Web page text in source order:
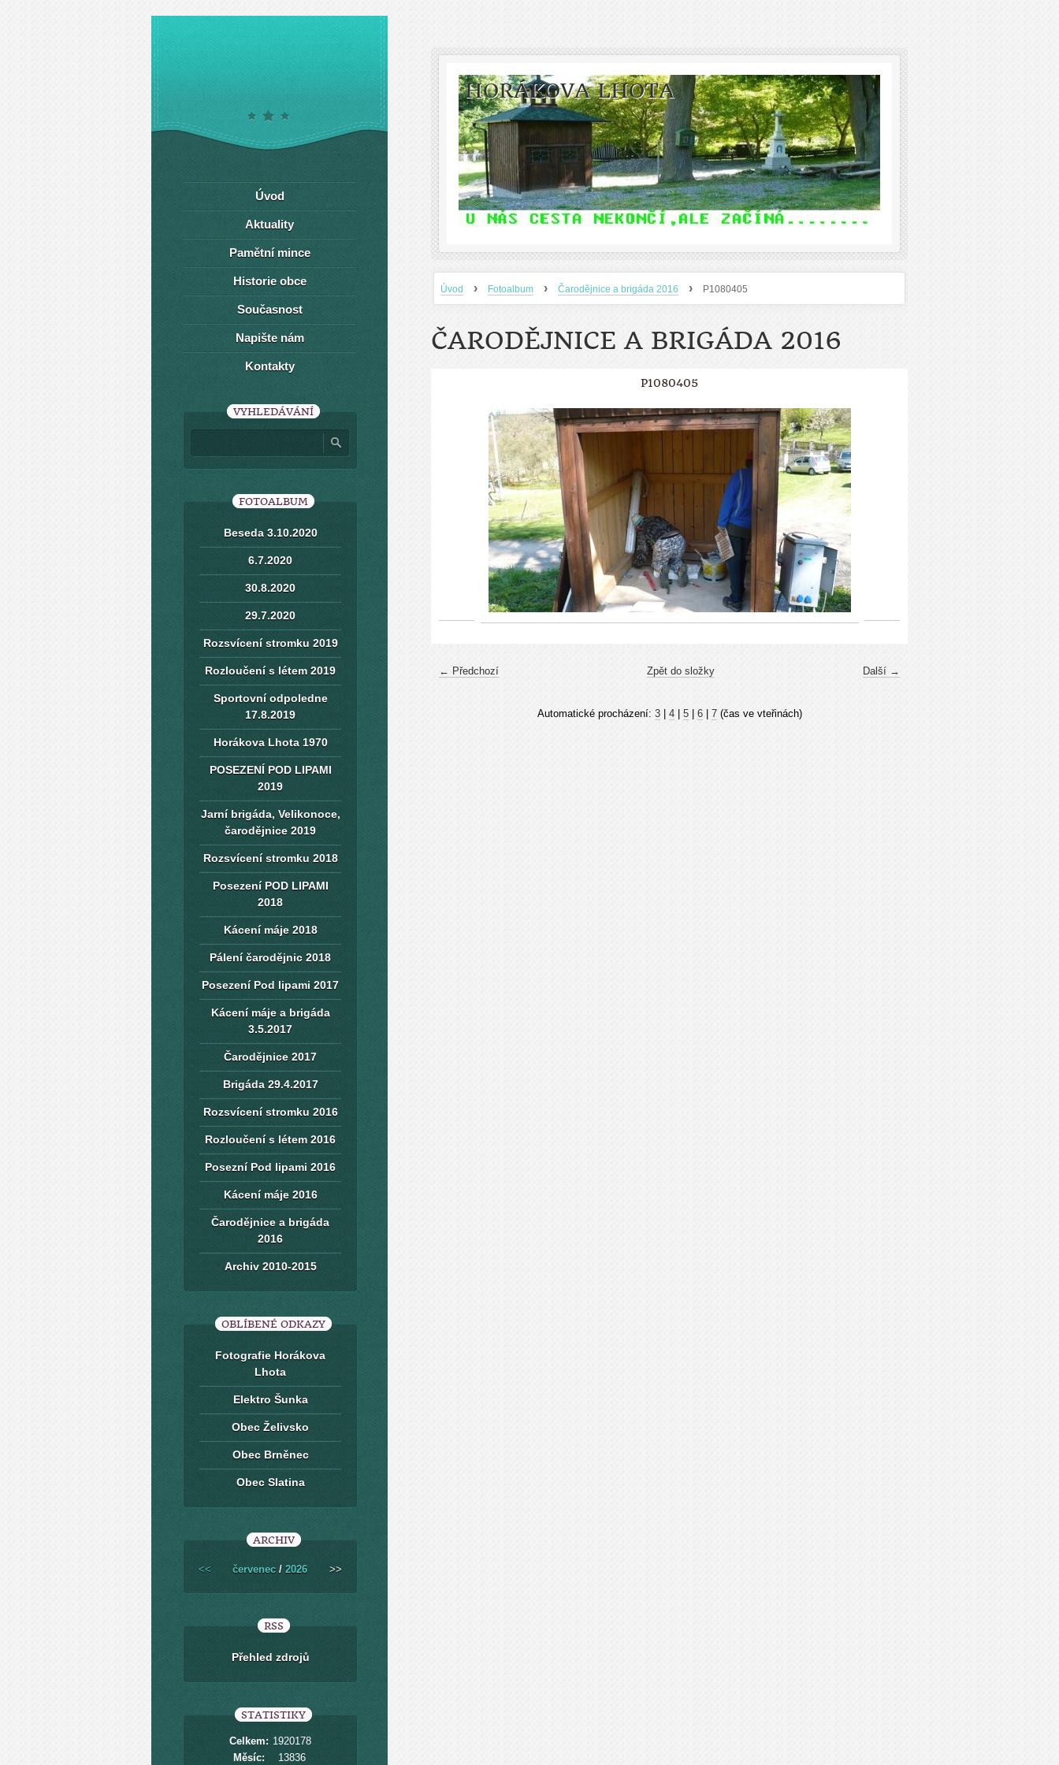
HORÁKOVA LHOTA
Úvod › Fotoalbum › Čarodějnice a brigáda 2016 › P1080405
ČARODĚJNICE A BRIGÁDA 2016
P1080405
← Předchozí Další →
Zpět do složky
Automatické procházení: 3| 4| 5| 6| 7(čas ve vteřinách)
Úvod
Aktuality
Pamětní mince
Historie obce
Současnost
Napište nám
Kontakty
VYHLEDÁVÁNÍ
FOTOALBUM
Beseda 3.10.2020
6.7.2020
30.8.2020
29.7.2020
Rozsvícení stromku 2019
Rozloučení s létem 2019
Sportovní odpoledne
17.8.2019
Horákova Lhota 1970
POSEZENÍ POD LIPAMI
2019
Jarní brigáda, Velikonoce,
čarodějnice 2019
Rozsvícení stromku 2018
Posezení POD LIPAMI
2018
Kácení máje 2018
Pálení čarodějnic 2018
Posezení Pod lipami 2017
Kácení máje a brigáda
3.5.2017
Čarodějnice 2017
Brigáda 29.4.2017
Rozsvícení stromku 2016
Rozloučení s létem 2016
Posezní Pod lipami 2016
Kácení máje 2016
Čarodějnice a brigáda
2016
Archiv 2010-2015
OBLÍBENÉ ODKAZY
Fotografie Horákova
Lhota
Elektro Šunka
Obec Želivsko
Obec Brněnec
Obec Slatina
ARCHIV
<< červenec / 2026 >>
RSS
Přehled zdrojů
STATISTIKY
Celkem: 1920178
Měsíc:
13836